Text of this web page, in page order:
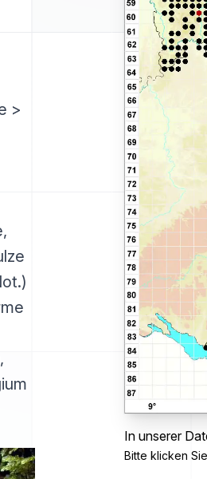
>
In unserer
Bitte klicken